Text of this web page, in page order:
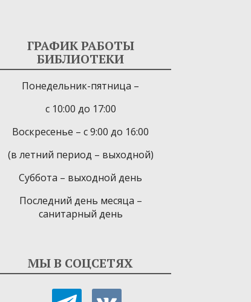
ГРАФИК РАБОТЫ
БИБЛИОТЕКИ
Понедельник-пятница –
с 10:00 до 17:00
Воскресенье – с 9:00 до 16:00
(в летний период – выходной)
Суббота – выходной день
Последний день месяца –
санитарный день
МЫ В СОЦСЕТЯХ
telegram vkontakte